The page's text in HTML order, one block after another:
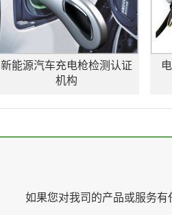
新能源汽车充电枪检测认证
机构
如果您对我司的产品或服务有